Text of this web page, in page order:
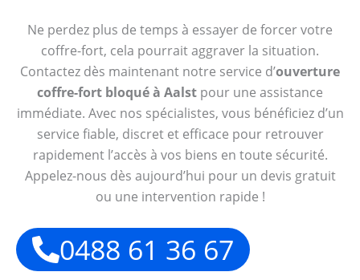
Ne perdez plus de temps à essayer de forcer votre
coffre-fort, cela pourrait aggraver la situation.
Contactez dès maintenant notre service d’ouverture
coffre-fort bloqué à Aalst pour une assistance
immédiate. Avec nos spécialistes, vous bénéficiez d’un
service fiable, discret et efficace pour retrouver
rapidement l’accès à vos biens en toute sécurité.
Appelez-nous dès aujourd’hui pour un devis gratuit
ou une intervention rapide !
0488 61 36 67